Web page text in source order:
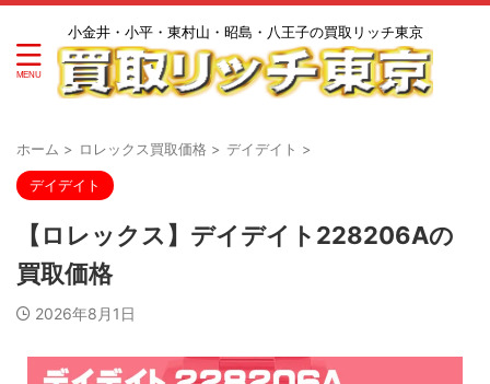
小金井・小平・東村山・昭島・八王子の買取リッチ東京
ホーム > ロレックス買取価格 > デイデイト >
デイデイト
【ロレックス】デイデイト228206Aの
買取価格
2026年8月1日